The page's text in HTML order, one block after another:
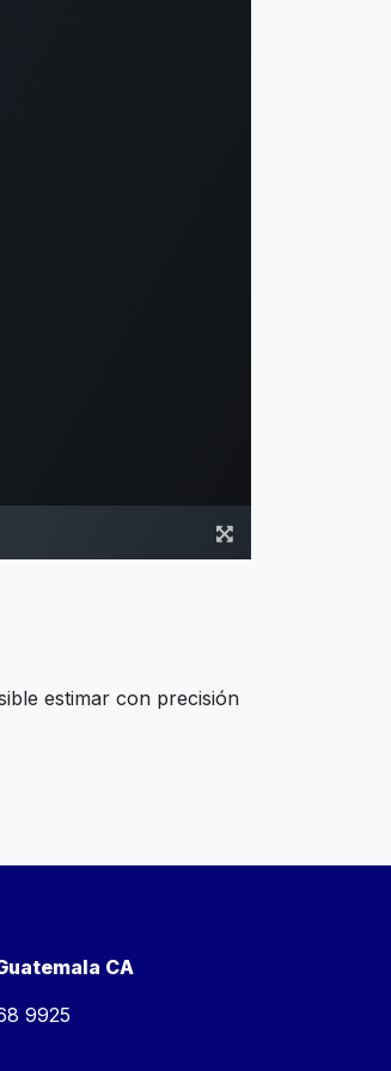
estimar con precisión
CA
9925